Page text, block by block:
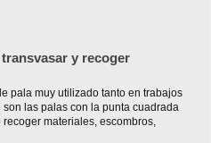
y recoger
pala muy utilizado tanto en trabajos
las palas con la punta cuadrada
materiales, escombros,